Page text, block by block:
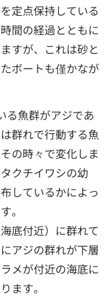
定点保持している
間の経過とともに
すが、これは砂と
ボートも僅かなが
る魚群がアジであ
群れで行動する魚
の時々で変化しま
クチイワシの幼
しているかによっ
。
底付近）に群れて
アジの群れが下層
メが付近の海底に
ます。